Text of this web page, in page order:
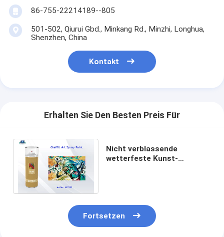
86-755-22214189--805
501-502, Qiurui Gbd., Minkang Rd., Minzhi, Longhua,
Shenzhen, China
Kontakt
Erhalten Sie Den Besten Preis Für
Nicht verblassende
wetterfeste Kunst-
Fortsetzen